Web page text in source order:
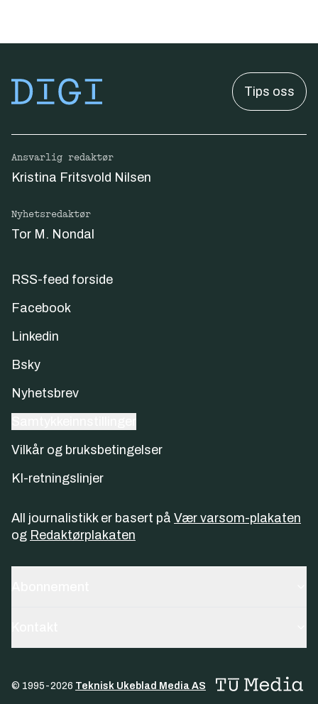
Tips oss
Ansvarlig redaktør
Kristina Fritsvold Nilsen
Nyhetsredaktør
Tor M. Nondal
RSS-feed forside
Facebook
Linkedin
Bsky
Nyhetsbrev
Vilkår og bruksbetingelser
KI-retningslinjer
All journalistikk er basert på Vær varsom-plakaten
og Redaktørplakaten
© 1995-2026 Teknisk Ukeblad Media AS